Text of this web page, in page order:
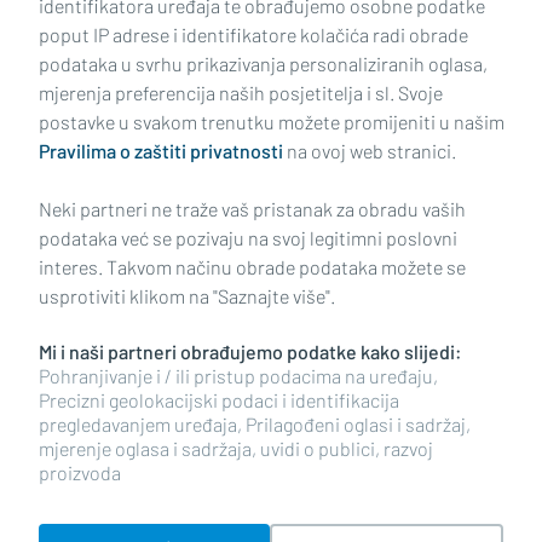
Impressum Uvjeti korištenja Politika privatnosti
Politika kolačića Kontakt Pritužbe Suradnici
Oglašavanje
RUBRIKE
BRODSKO-POSAVSKA ŽUPANIJA
POŽEŠKO-SLAVONSKA ŽUPANIJA
identifikatora uređaja te obrađujemo osobne podatke
poput IP adrese i identifikatore kolačića radi obrade
podataka u svrhu prikazivanja personaliziranih oglasa,
mjerenja preferencija naših posjetitelja i sl. Svoje
postavke u svakom trenutku možete promijeniti u našim
Pravilima o zaštiti privatnosti na ovoj web stranici.
Neki partneri ne traže vaš pristanak za obradu vaših
podataka već se pozivaju na svoj legitimni poslovni
interes. Takvom načinu obrade podataka možete se
usprotiviti klikom na "Saznajte više".
Mi i naši partneri obrađujemo podatke kako slijedi:
Pohranjivanje i / ili pristup podacima na uređaju,
Precizni geolokacijski podaci i identifikacija
pregledavanjem uređaja, Prilagođeni oglasi i sadržaj,
mjerenje oglasa i sadržaja, uvidi o publici, razvoj
proizvoda